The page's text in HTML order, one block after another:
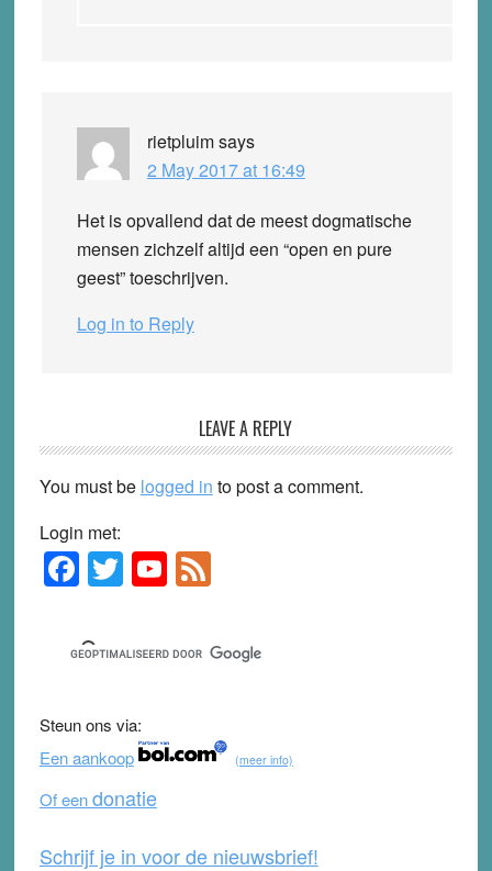
rietpluimsays
2 May 2017 at 16:49
Het is opvallend dat de meest dogmatische
mensen zichzelf altijd een “open en pure
geest” toeschrijven.
Log in to Reply
LEAVE A REPLY
You must be logged in to post a comment.
Login met:
Primary
Sidebar
F
a
c
e
b
o
o
k
T
wi
tt
er
Y
o
u
T
b
e
F
e
d
Steun ons via:
Een aankoop
(meer info)
Of eendonatie
Schrijf je in voor de nieuwsbrief!